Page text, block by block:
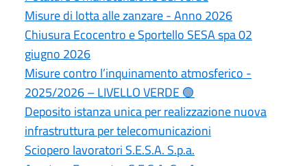
Misure di lotta alle zanzare - Anno 2026
Chiusura Ecocentro e Sportello SESA spa 02
giugno 2026
Misure contro l’inquinamento atmosferico -
2025/2026 – LIVELLO VERDE 🟢
Deposito istanza unica per realizzazione nuova
infrastruttura per telecomunicazioni
Sciopero lavoratori S.E.S.A. S.p.a.